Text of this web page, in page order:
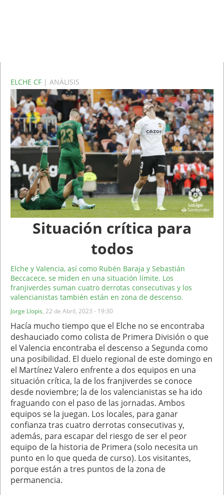
ELCHE CF | ANÁLISIS
Situación crítica para
todos
Elche y Valencia, así como Rubén Baraja y Sebastián
Beccacece, se miden en una situación límite. Los
franjiverdes suman cuatro derrotas consecutivas y los
valencianistas también están en zona de descenso.
Jorge Llopis, 22 de Abril, 2023 - 19:30
Hacía mucho tiempo que el Elche no se encontraba
deshauciado como colista de Primera División o que
el Valencia encontraba el descenso a Segunda como
una posibilidad. El duelo regional de este domingo en
el Martínez Valero enfrente a dos equipos en una
situación crítica, la de los franjiverdes se conoce
desde noviembre; la de los valencianistas se ha ido
fraguando con el paso de las jornadas. Ambos
equipos se la juegan. Los locales, para ganar
confianza tras cuatro derrotas consecutivas y,
además, para escapar del riesgo de ser el peor
equipo de la historia de Primera (solo necesita un
punto en lo que queda de curso). Los visitantes,
porque están a tres puntos de la zona de
permanencia.